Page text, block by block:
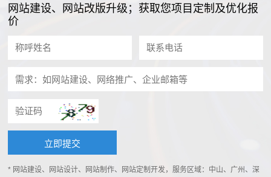
网站建设、网站改版升级；获取您项目定制及优化报
价
* 网站建设、网站设计、网站制作、网站定制开发，服务区域：中山、广州、深